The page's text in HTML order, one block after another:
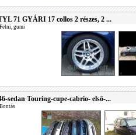
71 GYÁRI 17 collos 2 részes, 2 ...
Felni, gumi
sedan Touring-cupe-cabrio- elsö-...
Bontás